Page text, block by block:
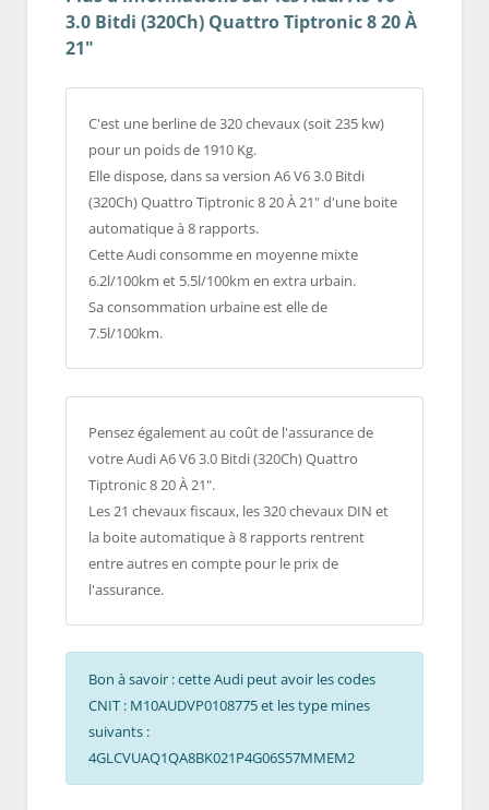
3.0 Bitdi (320Ch) Quattro Tiptronic 8 20 À
21"
C'est une berline de 320 chevaux (soit 235 kw)
pour un poids de 1910 Kg.
Elle dispose, dans sa version A6 V6 3.0 Bitdi
(320Ch) Quattro Tiptronic 8 20 À 21" d'une boite
automatique à 8 rapports.
Cette Audi consomme en moyenne mixte
6.2l/100km et 5.5l/100km en extra urbain.
Sa consommation urbaine est elle de
7.5l/100km.
Pensez également au coût de l'assurance de
votre Audi A6 V6 3.0 Bitdi (320Ch) Quattro
Tiptronic 8 20 À 21".
Les 21 chevaux fiscaux, les 320 chevaux DIN et
la boite automatique à 8 rapports rentrent
entre autres en compte pour le prix de
l'assurance.
Bon à savoir : cette Audi peut avoir les codes
CNIT : M10AUDVP0108775 et les type mines
suivants :
4GLCVUAQ1QA8BK021P4G06S57MMEM2